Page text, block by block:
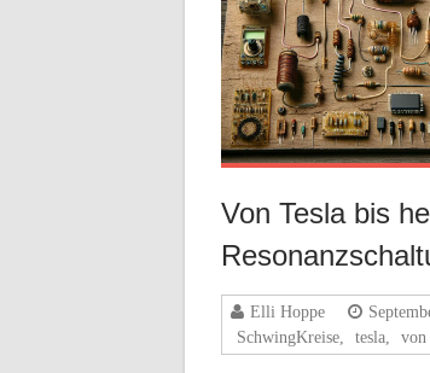
Von Tesla bis
Elli Hoppe
SchwingKreise
tesla von